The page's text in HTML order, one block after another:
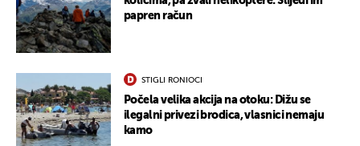
papren račun
STIGLI RONIOCI
Počela velika akcija na otoku: Dižu se
ilegalni privezi brodica, vlasnici nemaju
kamo